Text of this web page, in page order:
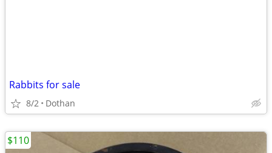
Rabbits for sale
8/2 Dothan
$110